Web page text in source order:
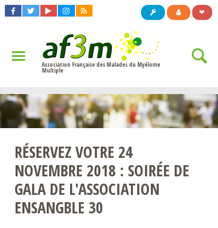
❤
Association Française des Malades du Myélome
Multiple
RÉSERVEZ VOTRE 24
NOVEMBRE 2018 : SOIRÉE DE
GALA DE L'ASSOCIATION
ENSANGBLE 30